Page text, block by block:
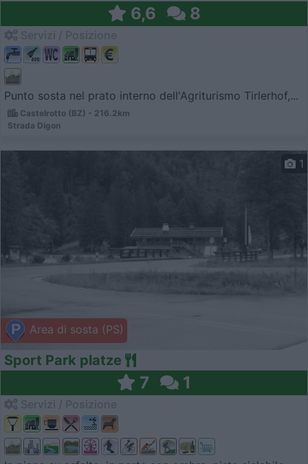
6,6 8
Punto sosta nel prato interno dell'Agriturismo Tirlerhof,...
Castelrotto (BZ) - 216.2km
Strada Digon
Area di sosta (PS)
1
Sport Park platze
7 1